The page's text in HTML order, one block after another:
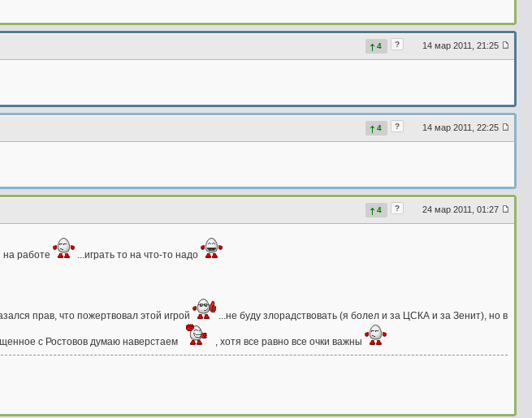
14 мар 2011, 21:25
?
4
14 мар 2011, 22:25
?
4
24 мар 2011, 01:27
?
4
на работе
...играть то на что-то надо
прав, что пожертвовал этой игрой ...не буду злорадствовать (я болел и за ЦСКА и за Зенит), но в
с Ростовов думаю наверстаем , хотя все равно все очки важны